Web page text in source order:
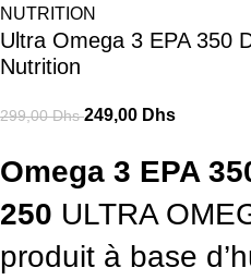
Ultra Omega 3 EPA 350
Nutrition
299,00Dhs249,00 Dhs
Omega 3 EPA
250 ULTRA
produit à base